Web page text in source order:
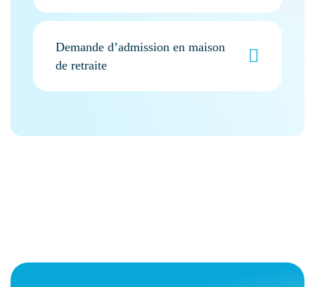
Demande d’admission en maison
de retraite